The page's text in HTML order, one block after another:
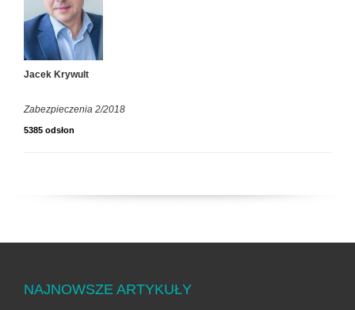
Jacek Krywult
Zabezpieczenia 2/2018
5385 odsłon
NAJNOWSZE ARTYKUŁY